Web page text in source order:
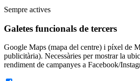
Sempre actives
Galetes funcionals de tercers
Google Maps (mapa del centre) i píxel de
publicitària). Necessàries per mostrar la
rendiment de campanyes a Facebook/